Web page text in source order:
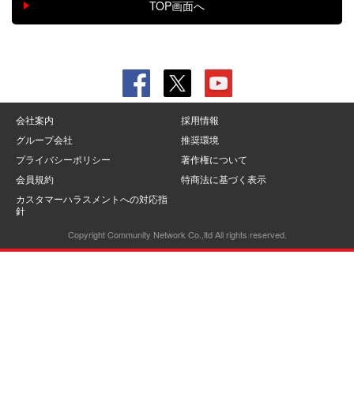
会社案内
採用情報
グループ会社
推奨環境
プライバシーポリシー
著作権について
会員規約
特商法に基づく表示
カスタマーハラスメントへの対応指
針
Copyright Community Network Co.,ltd All rights reserved.